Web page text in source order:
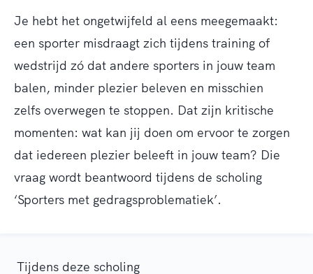
Je hebt het ongetwijfeld al eens meegemaakt:
een sporter misdraagt zich tijdens training of
wedstrijd zó dat andere sporters in jouw team
balen, minder plezier beleven en misschien
zelfs overwegen te stoppen. Dat zijn kritische
momenten: wat kan jij doen om ervoor te zorgen
dat iedereen plezier beleeft in jouw team? Die
vraag wordt beantwoord tijdens de scholing
‘Sporters met gedragsproblematiek’.
Tijdens deze scholing